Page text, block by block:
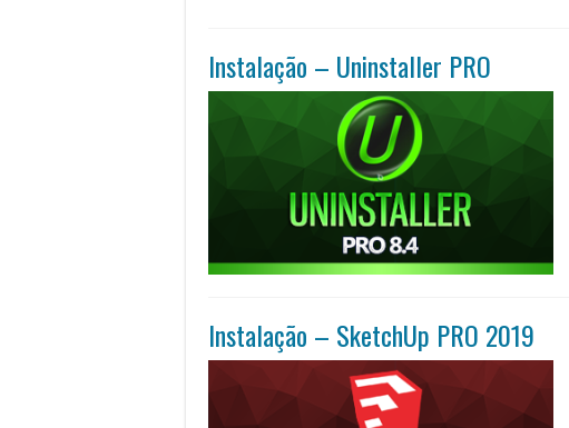
Instalação – Uninstaller PRO
Instalação – SketchUp PRO 2019